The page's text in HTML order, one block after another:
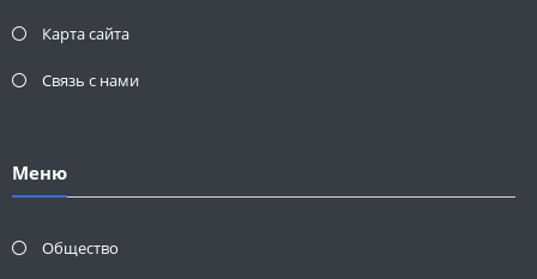
Карта сайта
Связь с нами
Меню
Общество